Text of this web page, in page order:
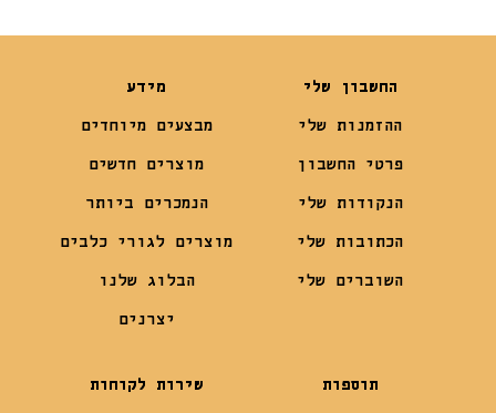
החשבון שלי
ההזמנות שלי
פרטי החשבון
הנקודות שלי
הכתובות שלי
השוברים שלי
מידע
מבצעים מיוחדים
מוצרים חדשים
הנמכרים ביותר
מוצרים לגורי כלבים
הבלוג שלנו
יצרנים
תוספות שירות לקוחות